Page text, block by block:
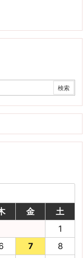
金
土
1
7
8